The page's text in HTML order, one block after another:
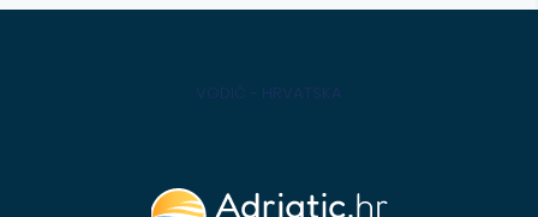
VODIČ - HRVATSKA